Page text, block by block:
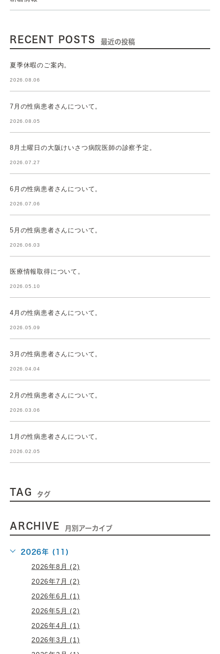
RECENT POSTS 最近の投稿
夏季休暇のご案内。
2026.08.06
7月の性病患者さんについて。
2026.08.05
8月土曜日の大阪けいさつ病院医師の診察予定。
2026.07.27
6月の性病患者さんについて。
2026.07.06
5月の性病患者さんについて。
2026.06.03
医療情報取得について。
2026.05.10
4月の性病患者さんについて。
2026.05.09
3月の性病患者さんについて。
2026.04.04
2月の性病患者さんについて。
2026.03.06
1月の性病患者さんについて。
2026.02.05
TAG タグ
ARCHIVE 月別アーカイブ
2026年 (11)
2026年8月 (2)
2026年7月 (2)
2026年6月 (1)
2026年5月 (2)
2026年4月 (1)
2026年3月 (1)